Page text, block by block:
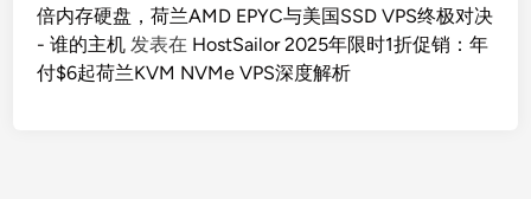
倍内存硬盘，荷兰AMD EPYC与美国SSD VPS终极对决
- 谁的主机 发表在 HostSailor 2025年限时1折促销：年
付$6起荷兰KVM NVMe VPS深度解析